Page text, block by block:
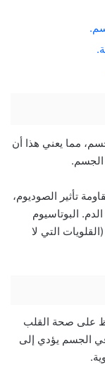
مما يعني هذا أن
الجسم.
تأثير الصوديوم،
البوتاسيوم
التي لا
على صحة القلب
في الجسم يؤدي إلى